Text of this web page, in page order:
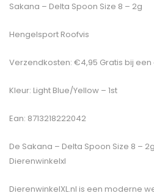
Sakana – Delta Spoon Size 8 – 2g
Hengelsport Roofvis
Verzendkosten: €4,95 Gratis bij
Kleur: Light Blue/Yellow – 1st
Ean: 8713218222042
De Sakana – Delta Spoon Size 8 – 2g
Dierenwinkelxl
DierenwinkelXL.nl is een moderne